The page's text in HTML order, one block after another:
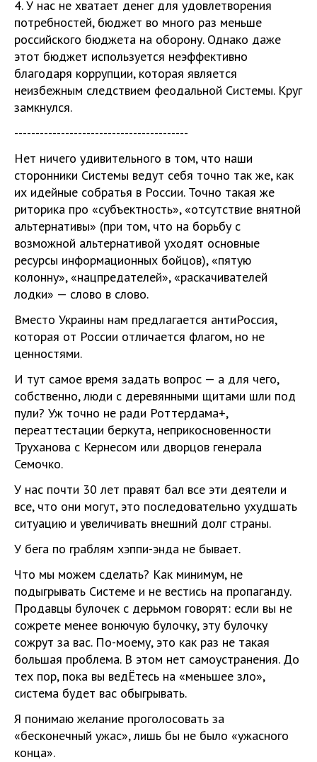
4. У нас не хватает денег для удовлетворения
потребностей, бюджет во много раз меньше
российского бюджета на оборону. Однако даже
этот бюджет используется неэффективно
благодаря коррупции, которая является
неизбежным следствием феодальной Системы. Круг
замкнулся.
-----------------------------------------
Нет ничего удивительного в том, что наши
сторонники Системы ведут себя точно так же, как
их идейные собратья в России. Точно такая же
риторика про «субъектность», «отсутствие внятной
альтернативы» (при том, что на борьбу с
возможной альтернативой уходят основные
ресурсы информационных бойцов), «пятую
колонну», «нацпредателей», «раскачивателей
лодки» — слово в слово.
Вместо Украины нам предлагается антиРоссия,
которая от России отличается флагом, но не
ценностями.
И тут самое время задать вопрос — а для чего,
собственно, люди с деревянными щитами шли под
пули? Уж точно не ради Роттердама+,
переаттестации беркута, неприкосновенности
Труханова с Кернесом или дворцов генерала
Семочко.
У нас почти 30 лет правят бал все эти деятели и
все, что они могут, это последовательно ухудшать
ситуацию и увеличивать внешний долг страны.
У бега по граблям хэппи-энда не бывает.
Что мы можем сделать? Как минимум, не
подыгрывать Системе и не вестись на пропаганду.
Продавцы булочек с дерьмом говорят: если вы не
сожрете менее вонючую булочку, эту булочку
сожрут за вас. По-моему, это как раз не такая
большая проблема. В этом нет самоустранения. До
тех пор, пока вы ведЁтесь на «меньшее зло»,
система будет вас обыгрывать.
Я понимаю желание проголосовать за
«бесконечный ужас», лишь бы не было «ужасного
конца».